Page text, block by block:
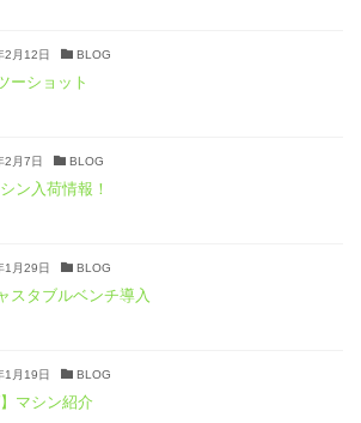
2月12日 BLOG
ーショット
2月7日 BLOG
ン入荷情報！
1月29日 BLOG
スタブルベンチ導入
1月19日 BLOG
】マシン紹介